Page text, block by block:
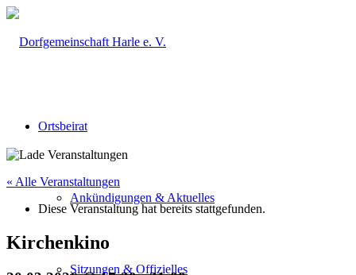
Ortsbeirat
Ankündigungen & Aktuelles
Sitzungen & Offizielles
« Alle Veranstaltungen
Diese Veranstaltung hat bereits stattgefunden.
Kirchenkino